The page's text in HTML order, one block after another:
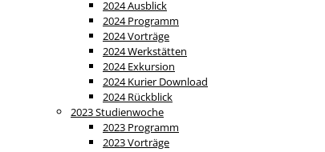
2024 Ausblick
2024 Programm
2024 Vorträge
2024 Werkstätten
2024 Exkursion
2024 Kurier Download
2024 Rückblick
2023 Studienwoche
2023 Programm
2023 Vorträge